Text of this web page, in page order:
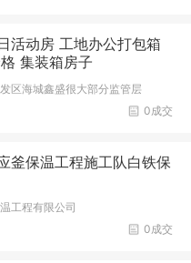
活动房 工地办公打包箱
集装箱房子
区海城鑫盛很大部分监管层
0成交
釜保温工程施工队白铁保
工程有限公司
0成交